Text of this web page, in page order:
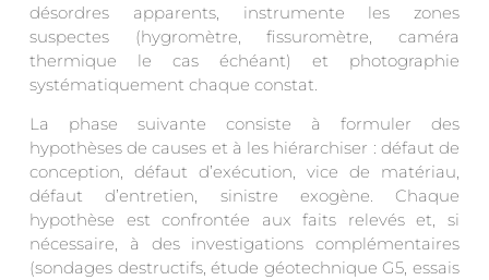
désordres apparents, instrumente les zones
suspectes (hygromètre, fissuromètre, caméra
thermique le cas échéant) et photographie
systématiquement chaque constat.
La phase suivante consiste à formuler des
hypothèses de causes et à les hiérarchiser : défaut de
conception, défaut d’exécution, vice de matériau,
défaut d’entretien, sinistre exogène. Chaque
hypothèse est confrontée aux faits relevés et, si
nécessaire, à des investigations complémentaires
(sondages destructifs, étude géotechnique G5, essais